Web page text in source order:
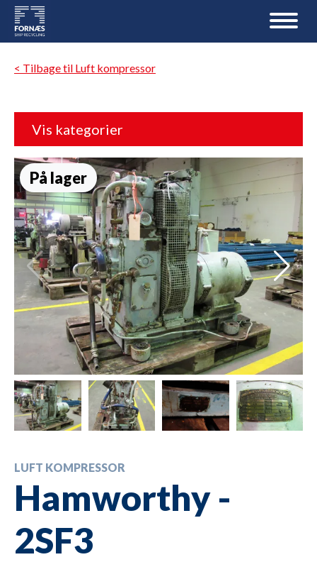
< Tilbage til Luft kompressor
Vis kategorier
På lager
LUFT KOMPRESSOR
Hamworthy -
2SF3